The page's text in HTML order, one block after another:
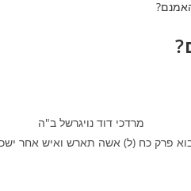
ב"ה
פרק כח (ל) אשה תארש ואיש אחר